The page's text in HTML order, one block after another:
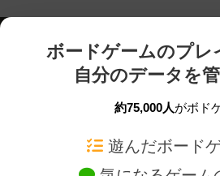
ボードゲームのプレ
自分のデータを
約75,000人がボド
遊んだボード